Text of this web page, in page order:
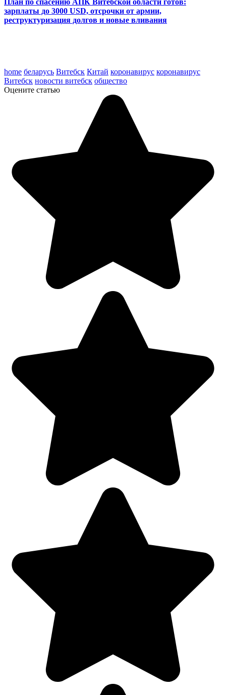
План по спасению АПК Витебской области готов:
зарплаты до 3000 USD, отсрочки от армии,
реструктуризация долгов и новые вливания
home беларусь Витебск Китай коронавирус коронавирус
Витебск новости витебск общество
Оцените статью